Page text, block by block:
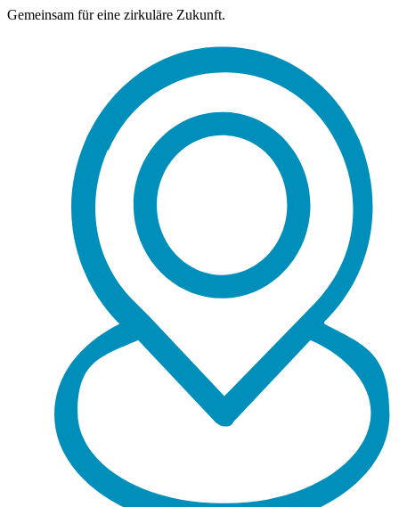
Gemeinsam für eine zirkuläre Zukunft.